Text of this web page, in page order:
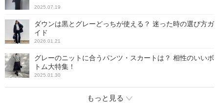
2025.07.19
ダウンは黒とグレーどっちが使える？ 迷った時の選び方ガ
イド
2026.01.21
グレーのニットに合うパンツ・スカートは？ 相性のいいボ
トム大特集！
2025.01.30
もっと見る